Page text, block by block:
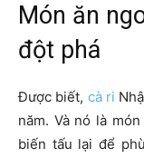
Món ăn
đột phá
Được biết, cà ri
năm. Và nó là
biến tấu lại để